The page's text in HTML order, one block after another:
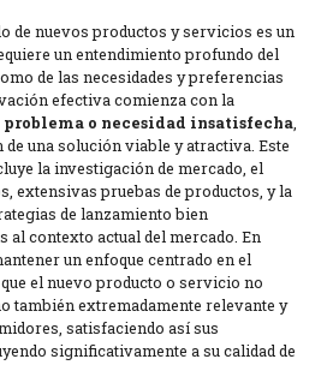
de nuevos productos y servicios es un
un entendimiento profundo del
de las necesidades y preferencias
efectiva comienza con la
o necesidad insatisfecha
una solución viable y atractiva. Este
la investigación de mercado, el
extensivas pruebas de productos, y la
de lanzamiento bien
al contexto actual del mercado. En
un enfoque centrado en el
el nuevo producto o servicio no
también extremadamente relevante y
satisfaciendo así sus
significativamente a su calidad de